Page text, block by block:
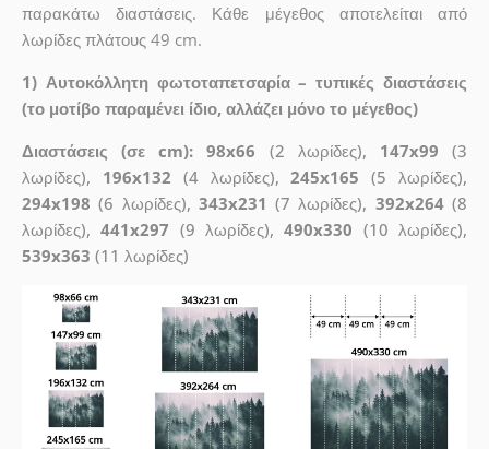
παρακάτω διαστάσεις. Κάθε μέγεθος αποτελείται από
λωρίδες πλάτους 49 cm.
1) Αυτοκόλλητη φωτοταπετσαρία – τυπικές διαστάσεις
(το μοτίβο παραμένει ίδιο, αλλάζει μόνο το μέγεθος)
Διαστάσεις (σε cm): 98x66 (2 λωρίδες), 147x99 (3
λωρίδες), 196x132 (4 λωρίδες),245x165 (5 λωρίδες),
294x198 (6 λωρίδες), 343x231 (7 λωρίδες), 392x264(8
λωρίδες),441x297 (9 λωρίδες),490x330 (10 λωρίδες),
539x363 (11 λωρίδες)